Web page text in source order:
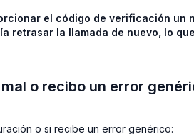
el código de verificación un
retrasar la llamada de nuevo, lo
mal o recibo un error
o si recibe un error genérico: